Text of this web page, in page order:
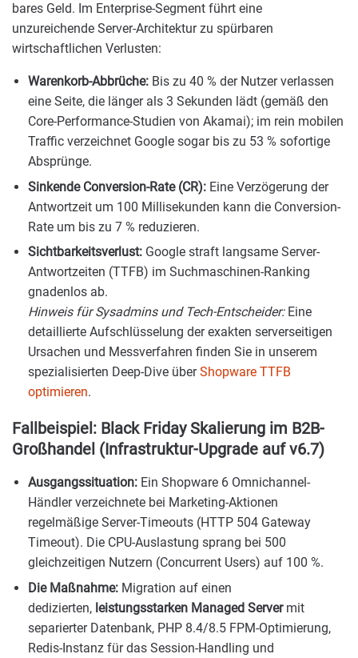
bares Geld. Im Enterprise-Segment führt eine
unzureichende Server-Architektur zu spürbaren
wirtschaftlichen Verlusten:
Warenkorb-Abbrüche: Bis zu 40 % der Nutzer verlassen
eine Seite, die länger als 3 Sekunden lädt (gemäß den
Core-Performance-Studien von Akamai); im rein mobilen
Traffic verzeichnet Google sogar bis zu 53 % sofortige
Absprünge.
Sinkende Conversion-Rate (CR): Eine Verzögerung der
Antwortzeit um 100 Millisekunden kann die Conversion-
Rate um bis zu 7 % reduzieren.
Sichtbarkeitsverlust: Google straft langsame Server-
Antwortzeiten (TTFB) im Suchmaschinen-Ranking
gnadenlos ab.
Hinweis für Sysadmins und Tech-Entscheider:Eine
detaillierte Aufschlüsselung der exakten serverseitigen
Ursachen und Messverfahren finden Sie in unserem
spezialisierten Deep-Dive überShopware TTFB
optimieren.
Fallbeispiel: Black Friday Skalierung im B2B-
Großhandel (Infrastruktur-Upgrade auf v6.7)
Ausgangssituation: Ein Shopware 6 Omnichannel-
Händler verzeichnete bei Marketing-Aktionen
regelmäßige Server-Timeouts (HTTP 504 Gateway
Timeout). Die CPU-Auslastung sprang bei 500
gleichzeitigen Nutzern (Concurrent Users) auf 100 %.
Die Maßnahme: Migration auf einen
dedizierten, leistungsstarken Managed Servermit
separierter Datenbank, PHP 8.4/8.5 FPM-Optimierung,
Redis-Instanz für das Session-Handling und